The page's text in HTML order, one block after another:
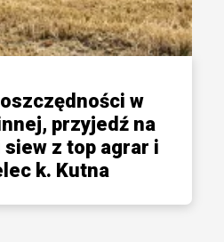
w
przyjedź na
siew z top agrar i
k. Kutna